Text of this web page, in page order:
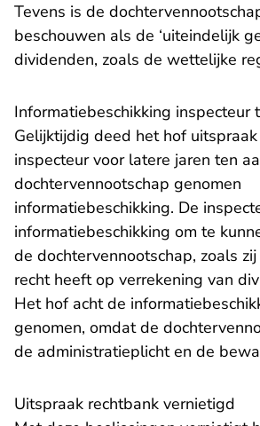
Tevens is de
beschouwen als de ‘uiteindelijk
dividenden, zoals de wettelijke
Informatiebeschikking inspecteur
Gelijktijdig deed het hof
inspecteur voor latere jaren ten
dochtervennootschap genomen
informatiebeschikking. De
informatiebeschikking om te
de dochtervennootschap, zoals
recht heeft op verrekening van
Het hof acht de
genomen, omdat de
de administratieplicht en de
Uitspraak rechtbank vernietigd